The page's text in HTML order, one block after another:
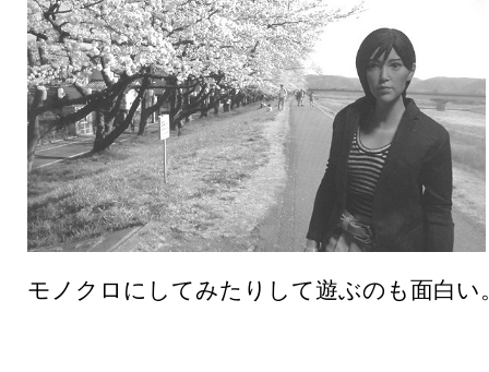
モノクロにしてみたりして遊ぶのも面白い